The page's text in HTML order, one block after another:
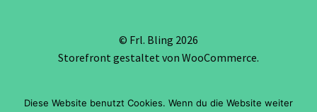
© Frl. Bling 2026
Storefront gestaltet von WooCommerce.
Diese Website benutzt Cookies. Wenn du die Website weiter